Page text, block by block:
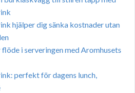
hjälper dig sänka kostnader utan
i serveringen med Aromhusets
perfekt för dagens lunch,